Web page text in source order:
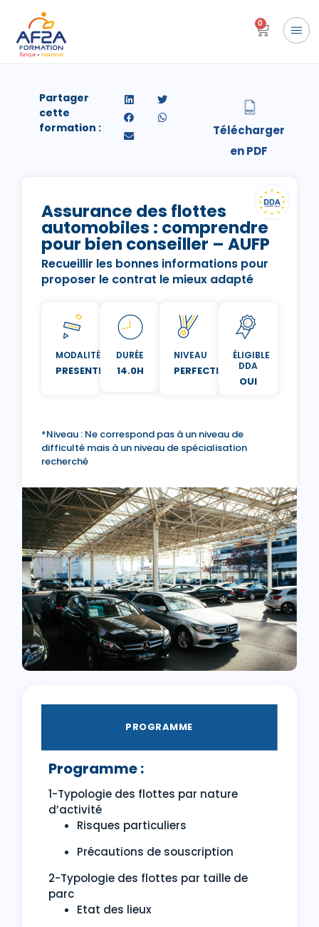
0
Partager
cette
formation :
Assurance des flottes
automobiles : comprendre
pour bien conseiller – AUFP
Recueillir les bonnes informations pour
proposer le contrat le mieux adapté
MODALITÉ
PRESENTIEL
DURÉE
14.0H
NIVEAU
PERFECTIONNEMENT
ÉLIGIBLE
DDA
OUI
*Niveau : Ne correspond pas à un niveau de
difficulté mais à un niveau de spécialisation
recherché
PROGRAMME
Programme :
1-Typologie des flottes par nature
d’activité
Risques particuliers
Précautions de souscription
2-Typologie des flottes par taille de
parc
Etat des lieux